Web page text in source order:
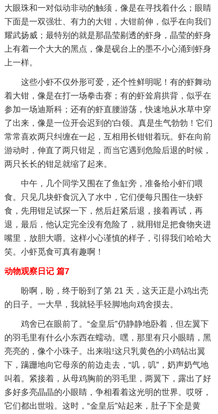
大眼珠和一对似动非动的触须，像是在寻找着什么；眼睛
下面是一双强壮、有力的大钳，大钳前伸，似乎在向我们
耀武扬威；最特别的就是那晶莹剔透的虾身，晶莹的虾身
上有着一个大大的黑点，像是砚台上的墨不小心涌到虾身
上一样。
这些小虾不仅外形可爱，还个性鲜明呢！有的虾舞动
着大钳，像是在打一场拳击赛；有的虾耸肩拱背，似乎在
参加一场迪斯科；还有的虾直腰游荡，快速地从水草中穿
了出来，像是一位开会迟到的'白领。真是生气勃勃！它们
常常喜欢两只纠缠在一起，互相用长钳钳着玩。虾在向前
游动时，伸直了两只钳足，而当它遇到危险后退的时候，
两只长长的钳足就缩了起来。
中午，几个同学又围在了鱼缸旁，准备给小虾们喂
食。只见几块虾食沉入了水中，它们便每只围住一块虾
食，先用钳足试探一下，然后赶紧后退，接着再试，再
退，最后，他认定完全没有危险了，就用钳足把食物夹进
嘴里，放胆大嚼。这样小心谨慎的样子，引得我们哈哈大
笑。小虾觅食可真有趣啊！
动物观察日记 篇7
盼啊，盼，终于盼到了第 21 天，这天正是小鸡出壳
的日子。一大早，我就轻手轻脚地向鸡舍摸去。
鸡舍已在眼前了。“金皇后”仍静静地卧着，但左翼下
的羽毛里有什么小东西在蠕动。嘿，那里有只小眼睛，黑
亮亮的，像个小珠子。出来啦!这只乳黄色的小鸡钻出翼
下，蹒跚地向它母亲的前边走去，“叽，叽”，奶声奶气地
叫着。紧接着，从母鸡胸前的羽毛里，两翼下，露出了好
多好多亮晶晶的小眼睛，争相看着这光明的世界。哎呀，
它们都出世啦。这时，“金皇后”站起来，肚子下全是黄